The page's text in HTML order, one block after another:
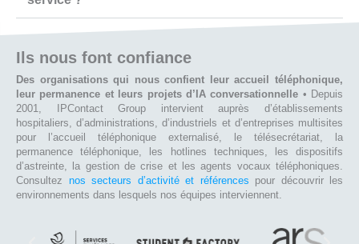
Ils nous font confiance
Des organisations qui nous confient leur accueil téléphonique,
leur permanence et leurs projets d’IA conversationnelle • Depuis
2001, IPContact Group intervient auprès d’établissements
hospitaliers, d’administrations, d’industriels et d’entreprises multisites
pour l’accueil téléphonique externalisé, le télésecrétariat, la
permanence téléphonique, les hotlines techniques, les dispositifs
d’astreinte, la gestion de crise et les agents vocaux téléphoniques.
Consultez nos secteurs d’activité et références pour découvrir les
environnements dans lesquels nos équipes interviennent.